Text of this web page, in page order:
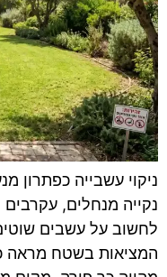
ניקוי עשבייה כפתרון
נקייה מנחלים,
לחשוב על עשבים
המציאות בשטח מראה